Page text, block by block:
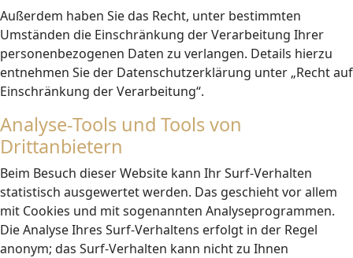
Außerdem haben Sie das Recht, unter bestimmten
Umständen die Einschränkung der Verarbeitung Ihrer
personenbezogenen Daten zu verlangen. Details hierzu
entnehmen Sie der Datenschutzerklärung unter „Recht auf
Einschränkung der Verarbeitung“.
Analyse-Tools und Tools von
Drittanbietern
Beim Besuch dieser Website kann Ihr Surf-Verhalten
statistisch ausgewertet werden. Das geschieht vor allem
mit Cookies und mit sogenannten Analyseprogrammen.
Die Analyse Ihres Surf-Verhaltens erfolgt in der Regel
anonym; das Surf-Verhalten kann nicht zu Ihnen